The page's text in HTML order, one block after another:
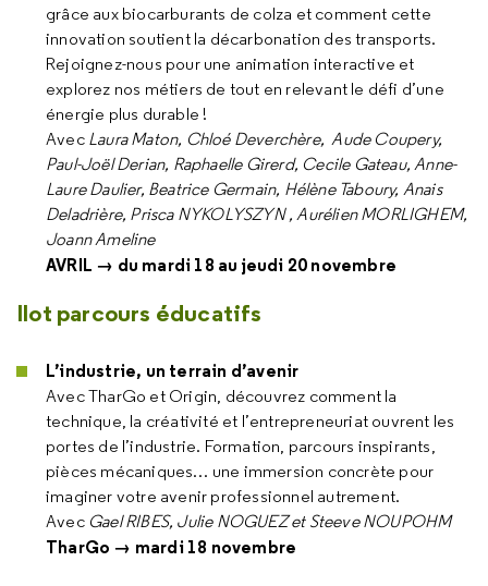
grâce aux biocarburants de colza et comment cette
innovation soutient la décarbonation des transports.
Rejoignez-nous pour une animation interactive et
explorez nos métiers de tout en relevant le défi d’une
énergie plus durable !
Avec Laura Maton, Chloé Deverchère, Aude Coupery,
Paul-Joël Derian, Raphaelle Girerd, Cecile Gateau, Anne-
Laure Daulier, Beatrice Germain, Hélène Taboury, Anais
Deladrière, Prisca NYKOLYSZYN , Aurélien MORLIGHEM,
Joann Ameline
AVRIL → du mardi 18 au jeudi 20 novembre
Ilot parcours éducatifs
L’industrie, un terrain d’avenir
Avec TharGo et Origin, découvrez comment la
technique, la créativité et l’entrepreneuriat ouvrent les
portes de l’industrie. Formation, parcours inspirants,
pièces mécaniques… une immersion concrète pour
imaginer votre avenir professionnel autrement.
Avec Gael RIBES, Julie NOGUEZ et Steeve NOUPOHM
TharGo → mardi 18 novembre